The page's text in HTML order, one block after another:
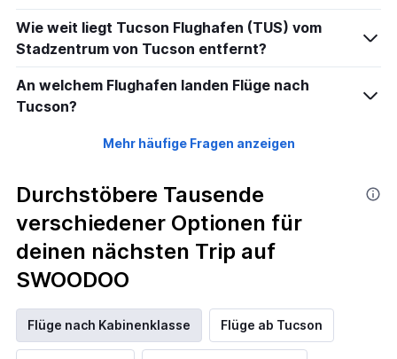
Wie weit liegt Tucson Flughafen (TUS) vom
Stadzentrum von Tucson entfernt?
An welchem Flughafen landen Flüge nach
Tucson?
Mehr häufige Fragen anzeigen
Durchstöbere Tausende
verschiedener Optionen für
deinen nächsten Trip auf
SWOODOO
Flüge nach Kabinenklasse Flüge ab Tucson